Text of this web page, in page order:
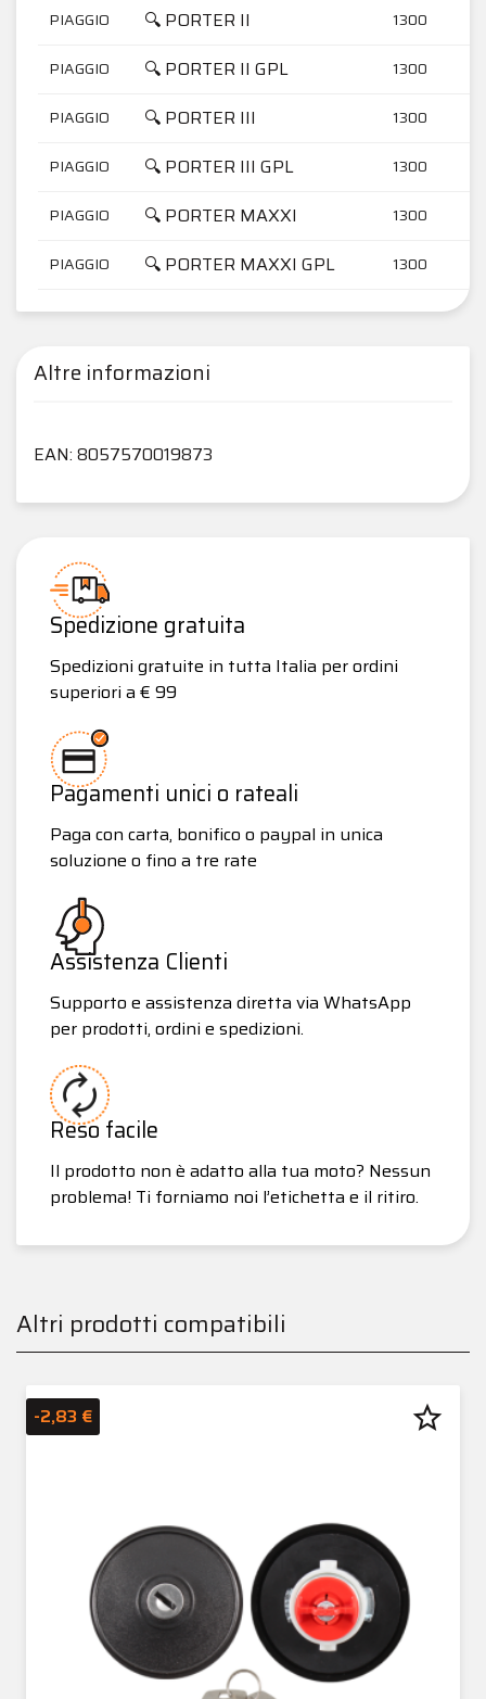
PIAGGIO
🔍 PORTER II 1300
PIAGGIO 🔍 PORTER II GPL 1300
PIAGGIO 🔍 PORTER III 1300
PIAGGIO 🔍 PORTER III GPL 1300
PIAGGIO 🔍 PORTER MAXXI 1300
PIAGGIO 🔍 PORTER MAXXI GPL 1300
Altre informazioni
EAN: 8057570019873
Spedizione gratuita
Spedizioni gratuite in tutta Italia per ordini
superiori a € 99
Pagamenti unici o rateali
Paga con carta, bonifico o paypal in unica
soluzione o fino a tre rate
Assistenza Clienti
Supporto e assistenza diretta via WhatsApp
per prodotti, ordini e spedizioni.
Reso facile
Il prodotto non è adatto alla tua moto? Nessun
problema! Ti forniamo noi l’etichetta e il ritiro.
Altri prodotti compatibili
-2,83 € star_border